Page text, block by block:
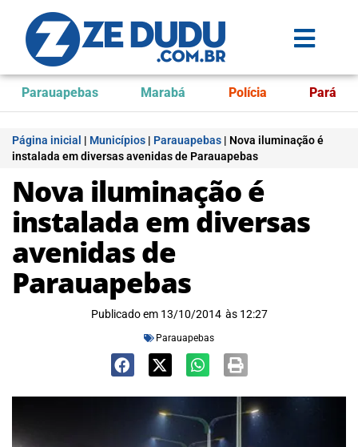
Parauapebas Marabá Polícia Pará
Página inicial | Municípios | Parauapebas | Nova iluminação é
instalada em diversas avenidas de Parauapebas
Nova iluminação é
instalada em diversas
avenidas de
Parauapebas
Publicado em 13/10/2014 às 12:27
Parauapebas